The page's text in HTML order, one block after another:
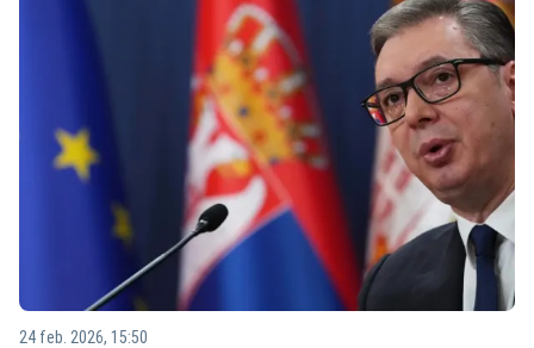
24 feb. 2026, 15:50